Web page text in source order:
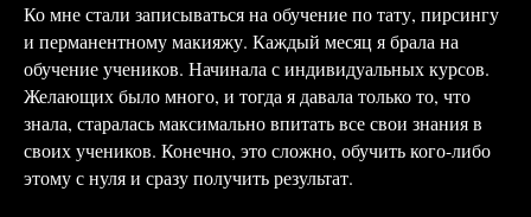
Ко мне стали записываться на обучение по тату, пирсингу
и перманентному макияжу. Каждый месяц я брала на
обучение учеников. Начинала с индивидуальных курсов.
Желающих было много, и тогда я давала только то, что
знала, старалась максимально впитать все свои знания в
своих учеников. Конечно, это сложно, обучить кого-либо
этому с нуля и сразу получить результат.